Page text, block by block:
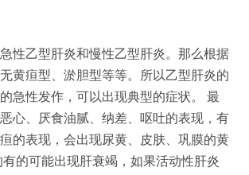
性乙型肝炎和慢性乙型肝炎。那么根据
黄疸型、淤胆型等等。所以乙型肝炎的
急性发作，可以出现典型的症状。 最
心、厌食油腻、纳差、呕吐的表现，有
的表现，会出现尿黄、皮肤、巩膜的黄
的可能出现肝衰竭，如果活动性肝炎